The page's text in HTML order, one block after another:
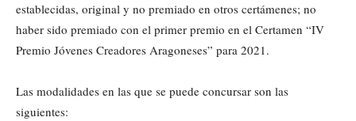
establecidas, original y no premiado en otros certámenes; no
haber sido premiado con el primer premio en el Certamen “IV
Premio Jóvenes Creadores Aragoneses” para 2021.
Las modalidades en las que se puede concursar son las
siguientes: